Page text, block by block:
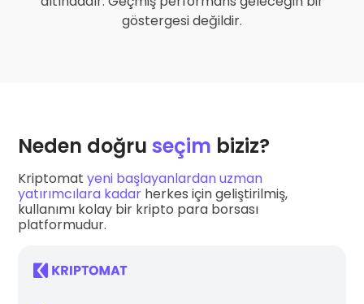
göstergesi değildir.
Neden doğruseçim biziz?
Kriptomatyeni başlayanlardan uzman
yatırımcılara kadar herkes için geliştirilmiş,
kullanımı kolay bir kripto para borsası
platformudur.